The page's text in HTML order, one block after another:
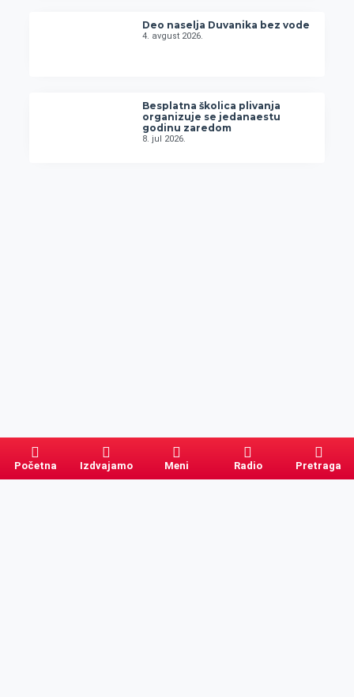
Deo naselja Duvanika bez vode
4. avgust 2026.
Besplatna školica plivanja
organizuje se jedanaestu
godinu zaredom
8. jul 2026.
Početna Izdvajamo Meni Radio Pretraga